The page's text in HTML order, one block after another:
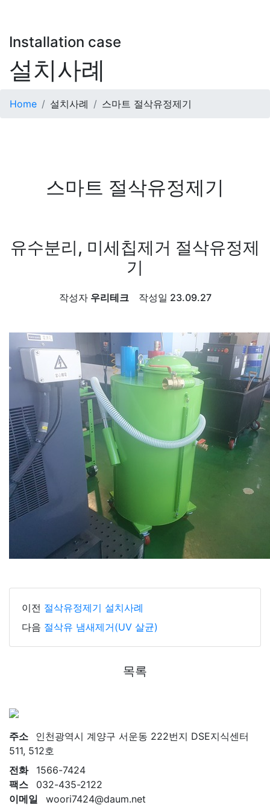
Installation case
설치사례
Home 설치사례 스마트 절삭유정제기
스마트 절삭유정제기
본문
유수분리, 미세칩제거 절삭유정제
기
작성자 우리테크 작성일 23.09.27
이전 절삭유정제기 설치사례
다음 절삭유 냄새제거(UV 살균)
목록
주소
인천광역시 계양구 서운동 222번지 DSE지식센터
511, 512호
전화
1566-7424
팩스
032-435-2122
이메일
woori7424@daum.net